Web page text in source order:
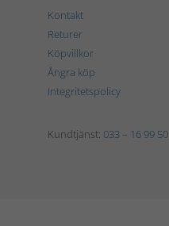
Kontakt
Returer
Köpvillkor
Ångra köp
Integritetspolicy
Kundtjänst: 033 – 16 99 50